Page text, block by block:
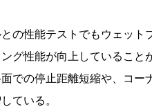
の性能テストでもウェット
グ性能が向上していること
での停止距離短縮や、コー
ている。